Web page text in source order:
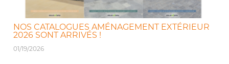
NOS CATALOGUES AMÉNAGEMENT EXTÉRIEUR
2026 SONT ARRIVÉS !
01/19/2026